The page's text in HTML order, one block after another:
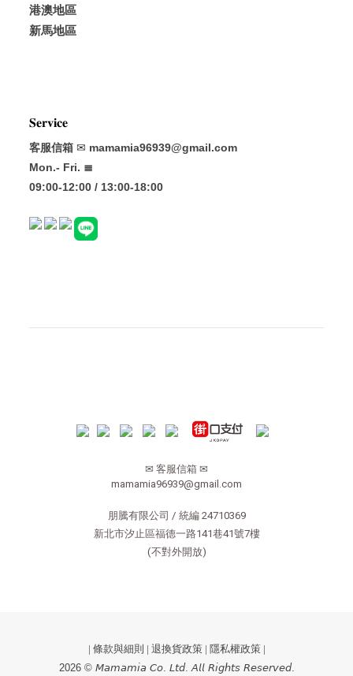
港澳地區
新馬地區
𝐒𝐞𝐫𝐯𝐢𝐜𝐞
客服信箱 ✉ mamamia96939@gmail.com
Mon.- Fri. ≣
09:00-12:00 / 13:00-18:00
✉ 客服信箱 ✉
mamamia96939@gmail.com
朋騰有限公司 / 統編 24710369
新北市汐止區福德一路141巷41號7樓
(不對外開放)
| 條款與細則 | 退換貨政策| 隱私權政策|
2026 © 𝘔𝘢𝘮𝘢𝘮𝘪𝘢 𝘊𝘰. 𝘓𝘵𝘥. 𝘈𝘭𝘭 𝘙𝘪𝘨𝘩𝘵𝘴 𝘙𝘦𝘴𝘦𝘳𝘷𝘦𝘥.